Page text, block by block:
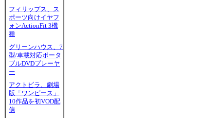
フィリップス、ス
ポーツ向けイヤフ
ォンActionFit 3機
種
グリーンハウス、7
型/車載対応ポータ
ブルDVDプレーヤ
ー
アクトビラ、劇場
版「ワンピース」
10作品を初VOD配
信